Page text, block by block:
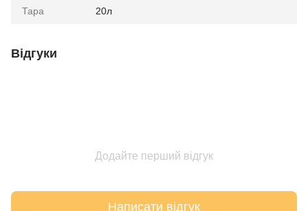
Тара 20л
Відгуки
Додайте перший відгук
Написати відгук